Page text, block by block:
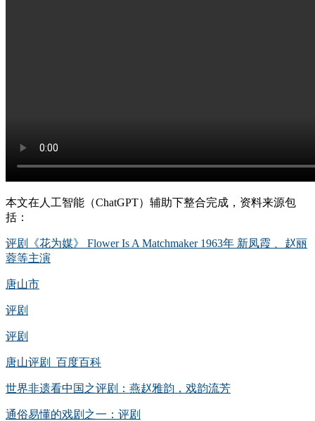
本文在人工智能（ChatGPT）辅助下整合完成，资料来源包
括：
评剧《花为媒》 Flower Is A Matchmaker 1963年 新凤霞 、赵丽
蓉等主演
唐山市
评剧
评剧
唐山评剧_百度百科
世界非遗看中国之评剧：燕赵雅韵，戏韵流芳
通俗易懂的戏剧之一：评剧